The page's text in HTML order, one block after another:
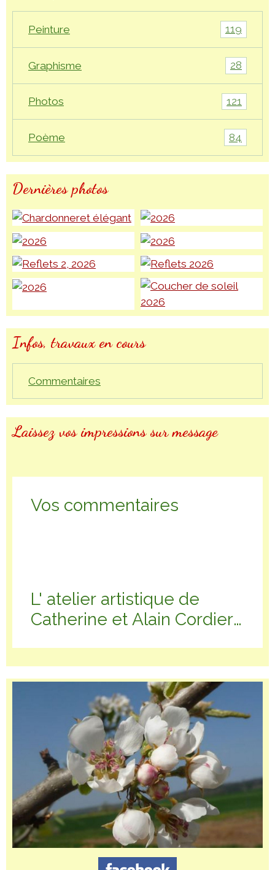
Peinture 119
Graphisme 28
Photos 121
Poème 84
Dernières photos
Infos, travaux en cours
Commentaires
Laissez vos impressions sur message
Vos commentaires
L' atelier artistique de
Catherine et Alain Cordier-